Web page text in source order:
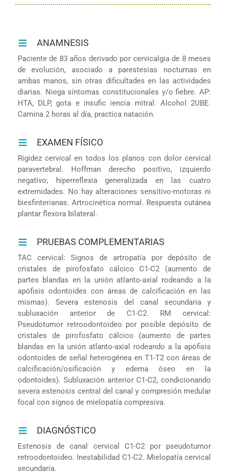
ANAMNESIS
Paciente de 83 años derivado por cervicalgia de 8 meses
de evolución, asociado a parestesias nocturnas en
ambas manos, sin otras dificultades en las actividades
diarias. Niega síntomas constitucionales y/o fiebre. AP:
HTA, DLP, gota e insufic iencia mitral. Alcohol 2UBE.
Camina 2 horas al día, practica natación.
EXAMEN FÍSICO
Rigidez cervical en todos los planos con dolor cervical
paravertebral. Hoffman derecho positivo, izquierdo
negativo; hiperreflexia generalizada en las cuatro
extremidades. No hay alteraciones sensitivo-motoras ni
biesfinterianas. Artrocinética normal. Respuesta cutánea
plantar flexora bilateral.
PRUEBAS COMPLEMENTARIAS
TAC cervical: Signos de artropatía por depósito de
cristales de pirofosfato cálcico C1-C2 (aumento de
partes blandas en la unión atlanto-axial rodeando a la
apófisis odontoides con áreas de calcificación en las
mismas). Severa estenosis del canal secundaria y
subluxación anterior de C1-C2. RM cervical:
Pseudotumor retroodontoideo por posible depósito de
cristales de pirofosfato cálcico (aumento de partes
blandas en la unión atlanto-axial rodeando a la apófisis
odontoides de señal heterogénea en T1-T2 con áreas de
calcificación/osificación y edema óseo en la
odontoides). Subluxación anterior C1-C2, condicionando
severa estenosis central del canal y compresión medular
focal con signos de mielopatía compresiva.
DIAGNÓSTICO
Estenosis de canal cervical C1-C2 por pseudotumor
retroodontoideo. Inestabilidad C1-C2. Mielopatía cervical
secundaria.